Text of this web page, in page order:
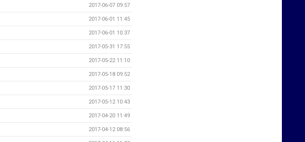
2017-06-07 09:57
2017-06-01 11:45
2017-06-01 10:37
2017-05-31 17:55
2017-05-22 11:10
2017-05-18 09:52
2017-05-17 11:30
2017-05-12 10:43
2017-04-20 11:49
2017-04-12 08:56